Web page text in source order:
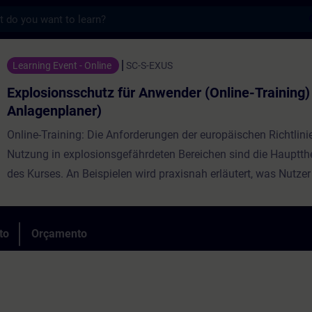
für Anwender (Online-Training)
Learning Event - Online SC-S-EXUS
Explosionsschutz für Anwender (Online-
Anlagenplaner)
Online-Training: Die Anforderungen der europäischen Richtlinien zur
Nutzung in explosionsgefährdeten Bereichen sind die
des Kurses. An Beispielen wird praxisnah erläutert, was
in explosionsfähigen Bereichen befinden, beachten müssen.
Orçamento